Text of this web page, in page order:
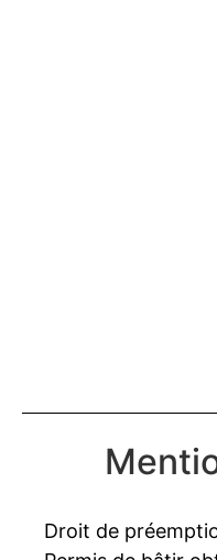
Droit de